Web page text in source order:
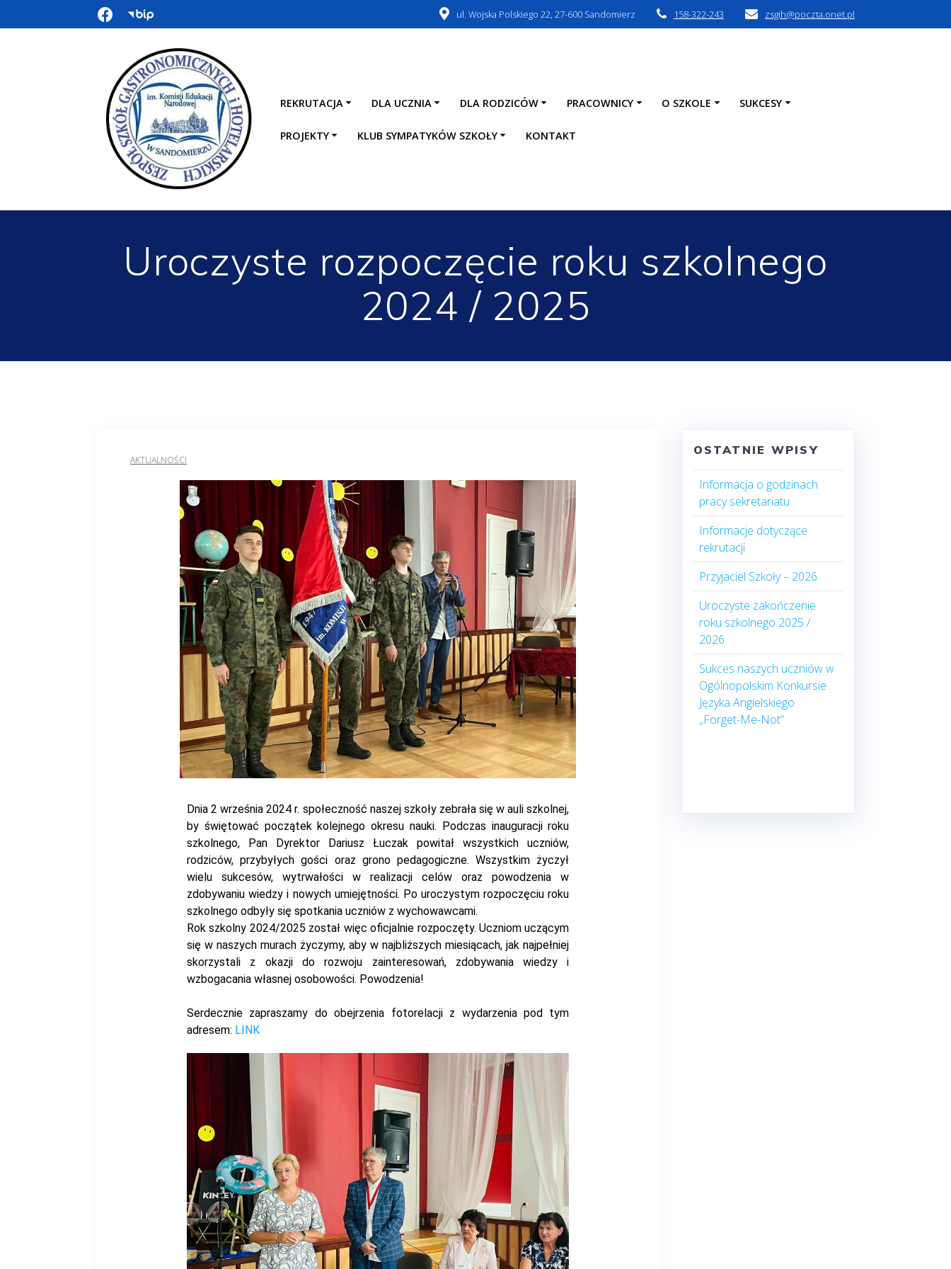
ul. Wojska Polskiego 22, 27-600 Sandomierz 158-322-243 zsgih@poczta.onet.pl
REKRUTACJA DLA UCZNIA DLA RODZICÓW PRACOWNICY O SZKOLE SUKCESY
PROJEKTY KLUB SYMPATYKÓW SZKOŁY KONTAKT
Uroczyste rozpoczęcie roku szkolnego
2024 / 2025
AKTUALNOŚCI
Dnia 2 września 2024 r. społeczność naszej szkoły zebrała się w auli szkolnej,
by świętować początek kolejnego okresu nauki. Podczas inauguracji roku
szkolnego, Pan Dyrektor Dariusz Łuczak powitał wszystkich uczniów,
rodziców, przybyłych gości oraz grono pedagogiczne. Wszystkim życzył
wielu sukcesów, wytrwałości w realizacji celów oraz powodzenia w
zdobywaniu wiedzy i nowych umiejętności. Po uroczystym rozpoczęciu roku
szkolnego odbyły się spotkania uczniów z wychowawcami.
Rok szkolny 2024/2025 został więc oficjalnie rozpoczęty. Uczniom uczącym
się w naszych murach życzymy, aby w najbliższych miesiącach, jak najpełniej
skorzystali z okazji do rozwoju zainteresowań, zdobywania wiedzy i
wzbogacania własnej osobowości. Powodzenia!
Serdecznie zapraszamy do obejrzenia fotorelacji z wydarzenia pod tym
adresem: LINK
OSTATNIE WPISY
Informacja o godzinach
pracy sekretariatu
Informacje dotyczące
rekrutacji
Przyjaciel Szkoły – 2026
Uroczyste zakończenie
roku szkolnego 2025 /
2026
Sukces naszych uczniów w
Ogólnopolskim Konkursie
Języka Angielskiego
„Forget-Me-Not”